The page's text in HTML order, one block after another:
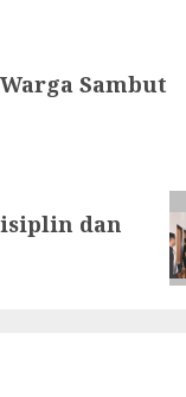
Sambut
dan